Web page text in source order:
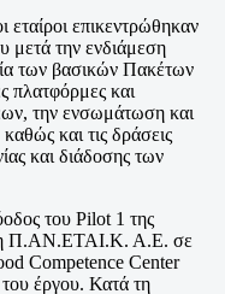
επικεντρώθηκαν
μετά την ενδιάμεση
των βασικών Πακέτων
πλατφόρμες και
την ενσωμάτωση και
και τις δράσεις
και διάδοσης των
του Pilot 1 της
η Π.ΑΝ.ΕΤΑΙ.Κ. Α.Ε. σε
Competence Center
έργου. Κατά τη